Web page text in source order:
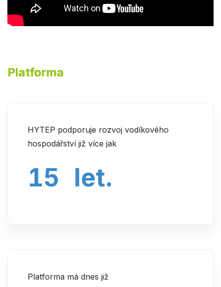
Platforma
HYTEP podporuje rozvoj vodíkového
hospodářství již více jak
15 let.
Platforma má dnes již